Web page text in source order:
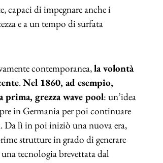
capaci di impegnare anche i
e a un tempo di surfata
contemporanea,la volontà
.Nel 1860, ad esempio,
grezza wave pool: un’idea
in Germania per poi continuare
Da lì in poi iniziò una nuova era,
strutture in grado di generare
tecnologia brevettata dal